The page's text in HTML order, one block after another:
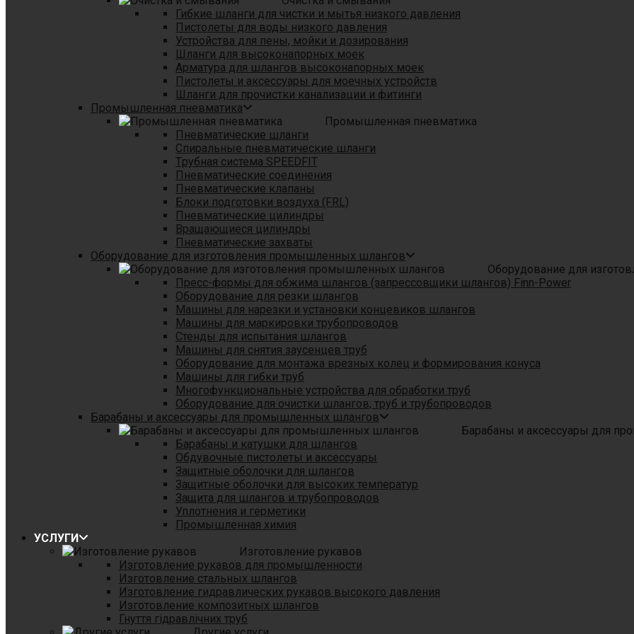
Гибкие шланги для чистки и мытья низкого давления
Пистолеты для воды низкого давления
Устройства для пены, мойки и дозирования
Шланги для высоконапорных моек
Арматура для шлангов высоконапорных моек
Пистолеты и аксессуары для моечных устройств
Шланги для прочистки канализации и фитинги
Промышленная пневматика
Промышленная пневматика
Пневматические шланги
Спиральные пневматические шланги
Tрубная система SPEEDFIT
Пневматические соединения
Пневматические клапаны
Блоки подготовки воздуха (FRL)
Пневматические цилиндры
Вращающиеся цилиндры
Пневматические захваты
Оборудование для изготовления промышленных шлангов
Оборудование для
Пресс-формы для обжима шлангов (запрессовщики шлангов) Finn-Power
Оборудование для резки шлангов
Машины для нарезки и установки концевиков шлангов
Машины для маркировки трубопроводов
Стенды для испытания шлангов
Машины для снятия заусенцев труб
Оборудование для монтажа врезных колец и формирования конуса
Машины для гибки труб
Многофункциональные устройства для обработки труб
Оборудование для очистки шлангов, труб и трубопроводов
Барабаны и аксессуары для промышленных шлангов
Барабаны и аксессуары для
Барабаны и катушки для шлангов
Обдувочные пистолеты и аксессуары
Защитные оболочки для шлангов
Защитные оболочки для высоких температур
Защита для шлангов и трубопроводов
Уплотнения и герметики
Промышленная химия
УСЛУГИ
Изготовление рукавов
Изготовление рукавов для промышленности
Изготовление стальных шлангов
Изготовление гидравлических рукавов высокого давления
Изготовление композитных шлангов
Гнуття гідравлічних труб